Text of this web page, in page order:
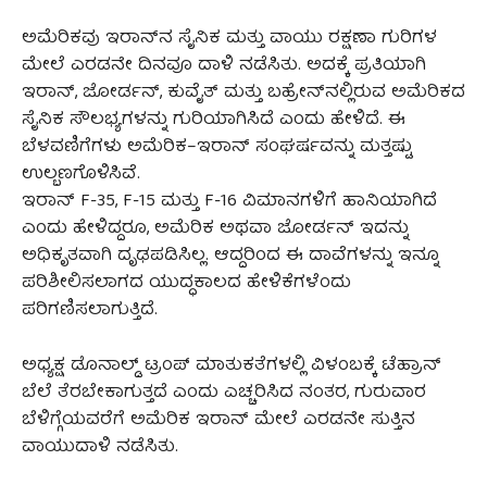
ಅಮೆರಿಕವು ಇರಾನ್‌ನ ಸೈನಿಕ ಮತ್ತು ವಾಯು ರಕ್ಷಣಾ ಗುರಿಗಳ
ಮೇಲೆ ಎರಡನೇ ದಿನವೂ ದಾಳಿ ನಡೆಸಿತು. ಅದಕ್ಕೆ ಪ್ರತಿಯಾಗಿ
ಇರಾನ್, ಜೋರ್ಡನ್, ಕುವೈತ್ ಮತ್ತು ಬಹ್ರೇನ್‌ನಲ್ಲಿರುವ ಅಮೆರಿಕದ
ಸೈನಿಕ ಸೌಲಭ್ಯಗಳನ್ನು ಗುರಿಯಾಗಿಸಿದೆ ಎಂದು ಹೇಳಿದೆ. ಈ
ಬೆಳವಣಿಗೆಗಳು ಅಮೆರಿಕ–ಇರಾನ್ ಸಂಘರ್ಷವನ್ನು ಮತ್ತಷ್ಟು
ಉಲ್ಬಣಗೊಳಿಸಿವೆ.
ಇರಾನ್ F-35, F-15 ಮತ್ತು F-16 ವಿಮಾನಗಳಿಗೆ ಹಾನಿಯಾಗಿದೆ
ಎಂದು ಹೇಳಿದ್ದರೂ, ಅಮೆರಿಕ ಅಥವಾ ಜೋರ್ಡನ್ ಇದನ್ನು
ಅಧಿಕೃತವಾಗಿ ದೃಢಪಡಿಸಿಲ್ಲ. ಆದ್ದರಿಂದ ಈ ದಾವೆಗಳನ್ನು ಇನ್ನೂ
ಪರಿಶೀಲಿಸಲಾಗದ ಯುದ್ಧಕಾಲದ ಹೇಳಿಕೆಗಳೆಂದು
ಪರಿಗಣಿಸಲಾಗುತ್ತಿದೆ.
ಅಧ್ಯಕ್ಷ ಡೊನಾಲ್ಡ್ ಟ್ರಂಪ್ ಮಾತುಕತೆಗಳಲ್ಲಿ ವಿಳಂಬಕ್ಕೆ ಟೆಹ್ರಾನ್
ಬೆಲೆ ತೆರಬೇಕಾಗುತ್ತದೆ ಎಂದು ಎಚ್ಚರಿಸಿದ ನಂತರ, ಗುರುವಾರ
ಬೆಳಿಗ್ಗೆಯವರೆಗೆ ಅಮೆರಿಕ ಇರಾನ್ ಮೇಲೆ ಎರಡನೇ ಸುತ್ತಿನ
ವಾಯುದಾಳಿ ನಡೆಸಿತು.